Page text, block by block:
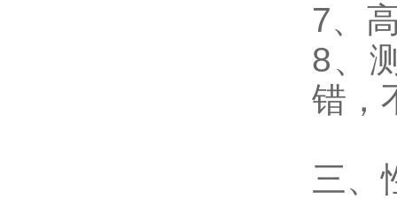
7、
8、
错，
三、